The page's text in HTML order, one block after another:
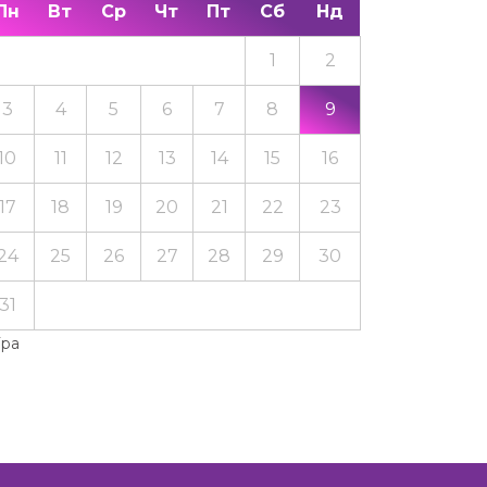
Вт Ср Чт Пт Сб Нд
1 2
3 4 5 6 7 8 9
11 12 13 14 15 16
18 19 20 21 22 23
25 26 27 28 29 30